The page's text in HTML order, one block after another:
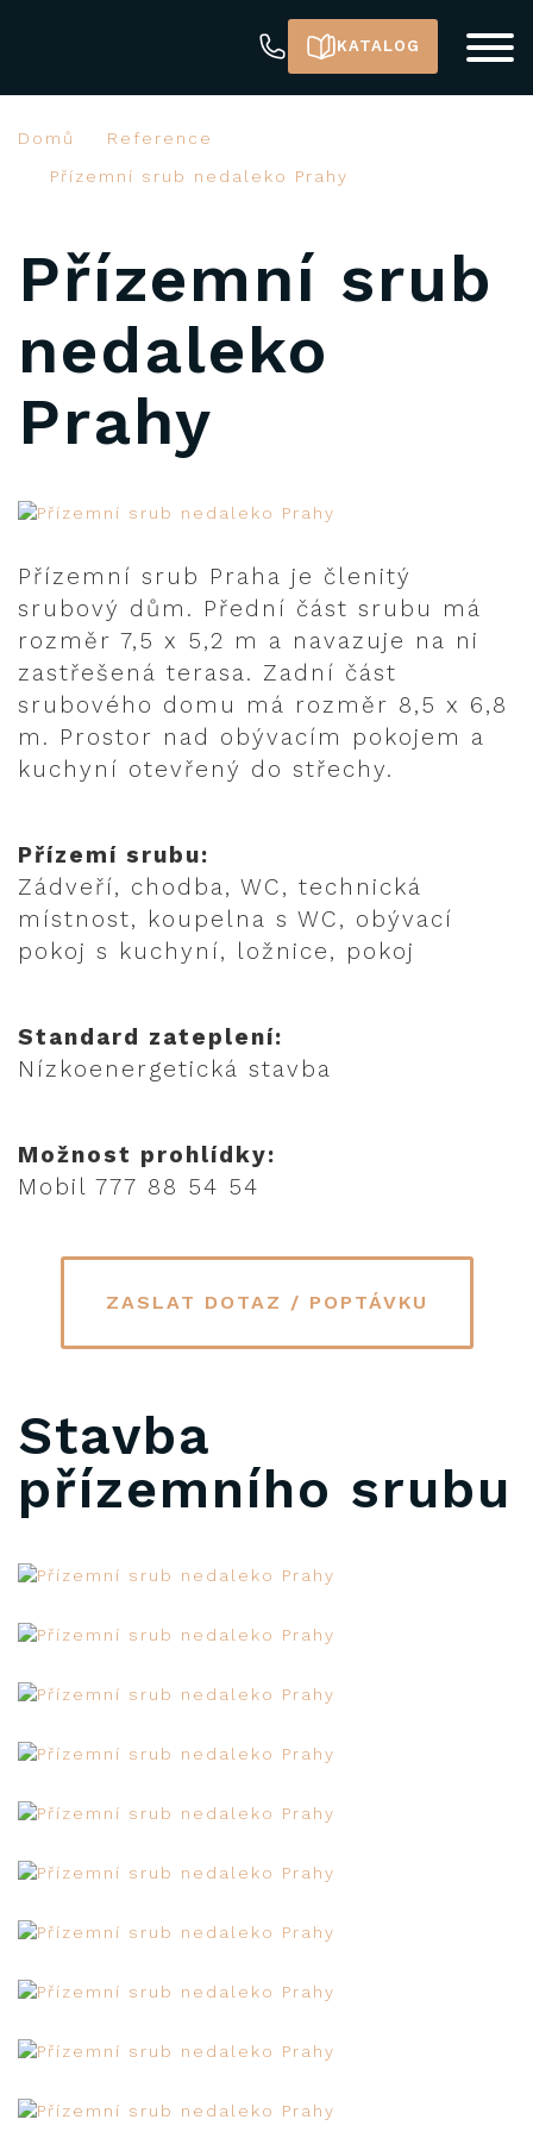
KATALOG
Domů
Reference
Přízemní srub nedaleko Prahy
Přízemní srub
nedaleko
Prahy
Přízemní srub Praha je členitý
srubový dům. Přední část srubu má
rozměr 7,5 x 5,2 m a navazuje na ni
zastřešená terasa. Zadní část
srubového domu má rozměr 8,5 x 6,8
m. Prostor nad obývacím pokojem a
kuchyní otevřený do střechy.
Přízemí srubu:
Zádveří, chodba, WC, technická
místnost, koupelna s WC, obývací
pokoj s kuchyní, ložnice, pokoj
Standard zateplení:
Nízkoenergetická stavba
Možnost prohlídky:
Mobil 777 88 54 54
ZASLAT DOTAZ / POPTÁVKU
Stavba
přízemního srubu